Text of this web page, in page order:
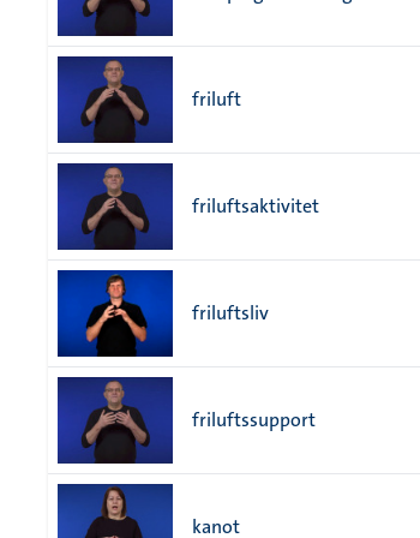
friluft
friluftsaktivitet
friluftsliv
friluftssupport
kanot